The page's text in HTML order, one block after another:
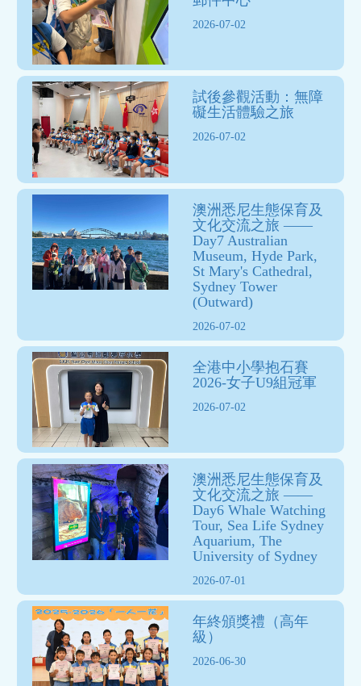
2026-07-02
試後參觀活動：無障
礙生活體驗之旅
2026-07-02
澳洲悉尼生態保育及
文化交流之旅 ——
Day7 Australian
Museum, Hyde Park,
St Mary's Cathedral,
Sydney Tower
(Outward)
2026-07-02
全港中小學抱石賽
2026-女子U9組冠軍
2026-07-02
澳洲悉尼生態保育及
文化交流之旅 ——
Day6 Whale Watching
Tour, Sea Life Sydney
Aquarium, The
University of Sydney
2026-07-01
年終頒獎禮（高年
級）
2026-06-30